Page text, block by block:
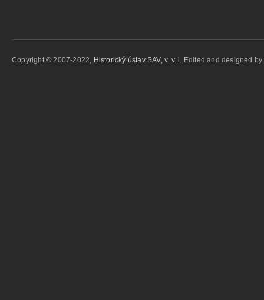
Copyright © 2007-2022, Historický ústav SAV, v. v. i. Edited and designed by